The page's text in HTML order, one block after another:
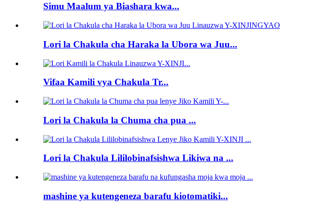
Simu Maalum ya Biashara kwa...
Lori la Chakula cha Haraka la Ubora wa Juu...
Vifaa Kamili vya Chakula Tr...
Lori la Chakula la Chuma cha pua ...
Lori la Chakula Lililobinafsishwa Likiwa na ...
mashine ya kutengeneza barafu kiotomatiki...